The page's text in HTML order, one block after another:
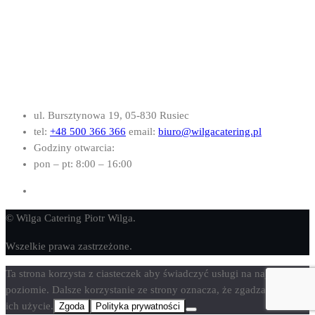
ul. Bursztynowa 19, 05-830 Rusiec
tel: +48 500 366 366 email: biuro@wilgacatering.pl
Godziny otwarcia:
pon – pt: 8:00 – 16:00
© Wilga Catering Piotr Wilga.
Wszelkie prawa zastrzeżone.
Ta strona korzysta z ciasteczek aby świadczyć usługi na najwyższym
poziomie. Dalsze korzystanie ze strony oznacza, że zgadzasz się na
ich użycie. Zgoda Polityka prywatności